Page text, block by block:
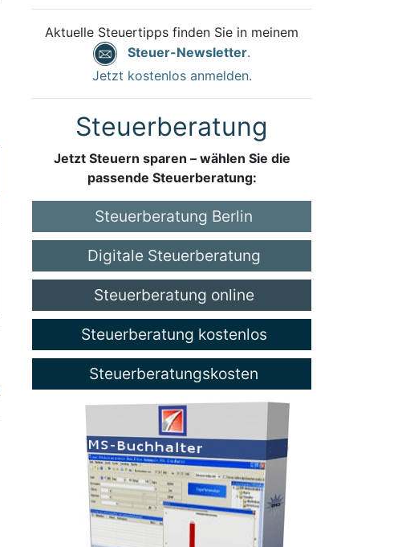
Aktuelle Steuertipps finden Sie in meinem
Steuer-Newsletter.
Jetzt kostenlos anmelden.
Steuerberatung
Jetzt Steuern sparen – wählen Sie die
passende Steuerberatung:
Steuerberatung Berlin
Digitale Steuerberatung
Steuerberatung online
Steuerberatung kostenlos
Steuerberatungskosten